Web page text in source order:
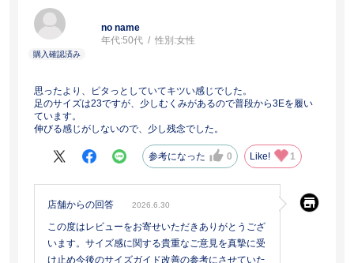
no name
年代:50代 性別:女性
思ったより、ピタっとしていてキツい感じでした。
足のサイズは23ですが、少しむくみがあるので普段から3Eを履い
ています。
伸びる感じがしないので、少し残念でした。
参考になった 0 Like! 1
店舗からの回答 2026.6.30
この度はレビューをお寄せいただきありがとうござ
います。サイズ感に関する貴重なご意見を真摯に受
け止め今後のサイズガイド改善の参考にさせていた